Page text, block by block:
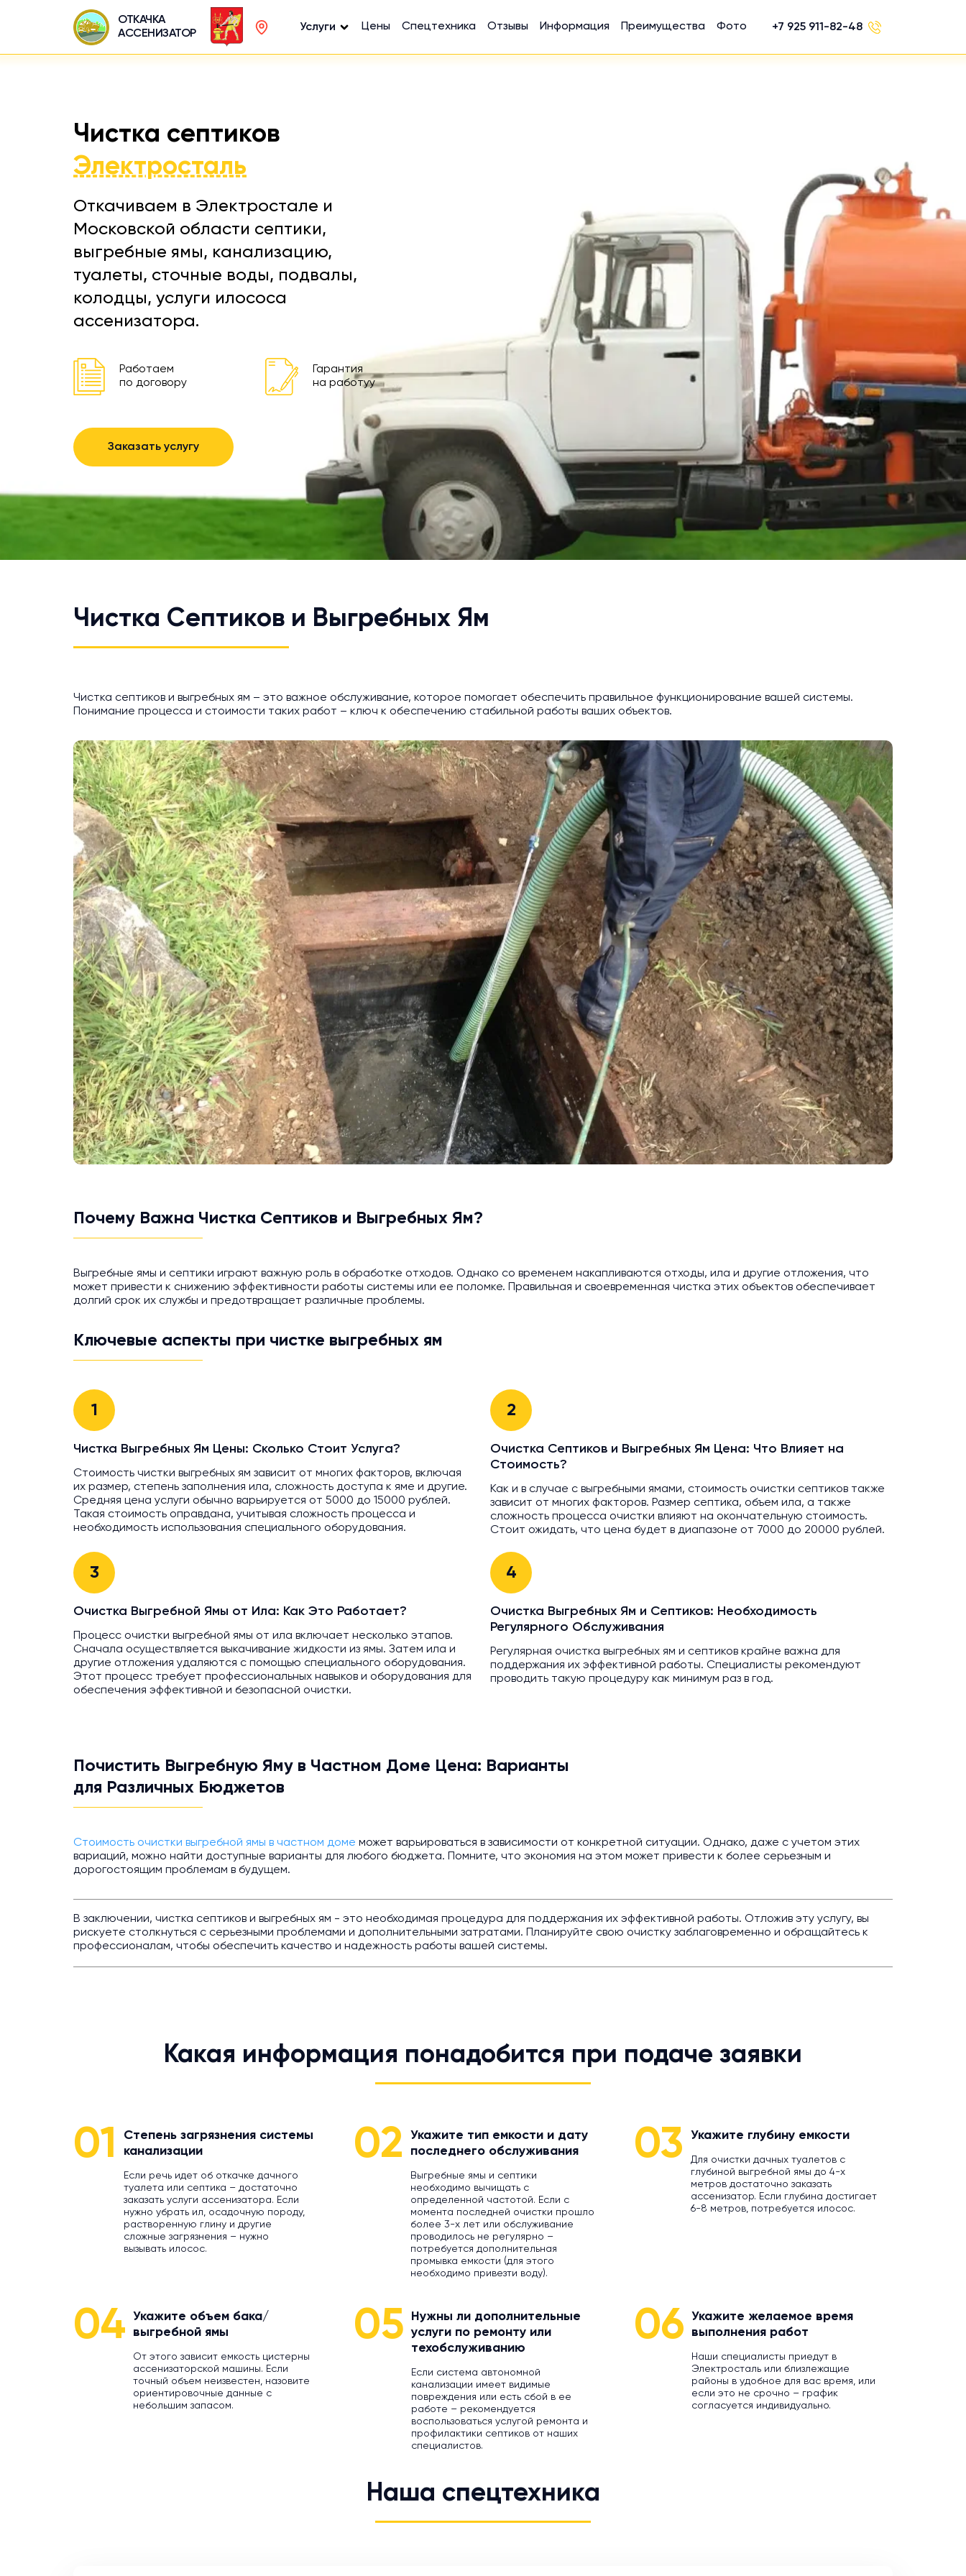
ОТКАЧКА
АССЕНИЗАТОР
Услуги Цены Спецтехника Отзывы Информация Преимущества Фото +7 925 911-82-48
Чистка септиков
Электросталь
Откачиваем в Электростале и
Московской области септики,
выгребные ямы, канализацию,
туалеты, сточные воды, подвалы,
колодцы, услуги илососа
ассенизатора.
Работаем
по договору
Гарантия
на работуу
Заказать услугу
Чистка Септиков и Выгребных Ям
Чистка септиков и выгребных ям – это важное обслуживание, которое помогает обеспечить правильное функционирование вашей системы.
Понимание процесса и стоимости таких работ – ключ к обеспечению стабильной работы ваших объектов.
Почему Важна Чистка Септиков и Выгребных Ям?
Выгребные ямы и септики играют важную роль в обработке отходов. Однако со временем накапливаются отходы, ила и другие отложения, что
может привести к снижению эффективности работы системы или ее поломке. Правильная и своевременная чистка этих объектов обеспечивает
долгий срок их службы и предотвращает различные проблемы.
Ключевые аспекты при чистке выгребных ям
1
Чистка Выгребных Ям Цены: Сколько Стоит Услуга?
Стоимость чистки выгребных ям зависит от многих факторов, включая
их размер, степень заполнения ила, сложность доступа к яме и другие.
Средняя цена услуги обычно варьируется от 5000 до 15000 рублей.
Такая стоимость оправдана, учитывая сложность процесса и
необходимость использования специального оборудования.
2
Очистка Септиков и Выгребных Ям Цена: Что Влияет на
Стоимость?
Как и в случае с выгребными ямами, стоимость очистки септиков также
зависит от многих факторов. Размер септика, объем ила, а также
сложность процесса очистки влияют на окончательную стоимость.
Стоит ожидать, что цена будет в диапазоне от 7000 до 20000 рублей.
3
Очистка Выгребной Ямы от Ила: Как Это Работает?
Процесс очистки выгребной ямы от ила включает несколько этапов.
Сначала осуществляется выкачивание жидкости из ямы. Затем ила и
другие отложения удаляются с помощью специального оборудования.
Этот процесс требует профессиональных навыков и оборудования для
обеспечения эффективной и безопасной очистки.
4
Очистка Выгребных Ям и Септиков: Необходимость
Регулярного Обслуживания
Регулярная очистка выгребных ям и септиков крайне важна для
поддержания их эффективной работы. Специалисты рекомендуют
проводить такую процедуру как минимум раз в год.
Почистить Выгребную Яму в Частном Доме Цена: Варианты
для Различных Бюджетов
Стоимость очистки выгребной ямы в частном доме может варьироваться в зависимости от конкретной ситуации. Однако, даже с учетом этих
вариаций, можно найти доступные варианты для любого бюджета. Помните, что экономия на этом может привести к более серьезным и
дорогостоящим проблемам в будущем.
В заключении, чистка септиков и выгребных ям - это необходимая процедура для поддержания их эффективной работы. Отложив эту услугу, вы
рискуете столкнуться с серьезными проблемами и дополнительными затратами. Планируйте свою очистку заблаговременно и обращайтесь к
профессионалам, чтобы обеспечить качество и надежность работы вашей системы.
Какая информация понадобится при подаче заявки
01
Степень загрязнения системы
канализации
Если речь идет об откачке дачного
туалета или септика – достаточно
заказать услуги ассенизатора. Если
нужно убрать ил, осадочную породу,
растворенную глину и другие
сложные загрязнения – нужно
вызывать илосос.
02
Укажите тип емкости и дату
последнего обслуживания
Выгребные ямы и септики
необходимо вычищать с
определенной частотой. Если с
момента последней очистки прошло
более 3-х лет или обслуживание
проводилось не регулярно –
потребуется дополнительная
промывка емкости (для этого
необходимо привезти воду).
03 Укажите глубину емкости
Для очистки дачных туалетов с
глубиной выгребной ямы до 4-х
метров достаточно заказать
ассенизатор. Если глубина достигает
6-8 метров, потребуется илосос.
04
Укажите объем бака/
выгребной ямы
От этого зависит емкость цистерны
ассенизаторской машины. Если
точный объем неизвестен, назовите
ориентировочные данные с
небольшим запасом.
05
Нужны ли дополнительные
услуги по ремонту или
техобслуживанию
Если система автономной
канализации имеет видимые
повреждения или есть сбой в ее
работе – рекомендуется
воспользоваться услугой ремонта и
профилактики септиков от наших
специалистов.
06
Укажите желаемое время
выполнения работ
Наши специалисты приедут в
Электросталь или близлежащие
районы в удобное для вас время, или
если это не срочно – график
согласуется индивидуально.
Наша спецтехника